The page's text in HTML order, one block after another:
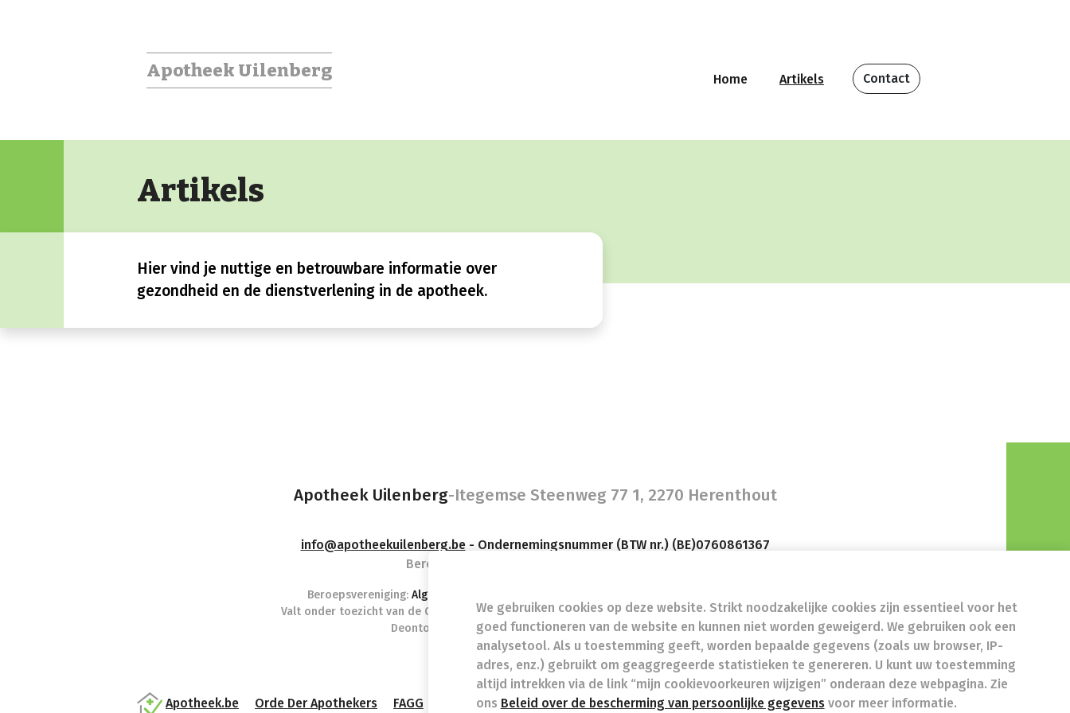
Apotheek Uilenberg Home Artikels Contact
Artikels
Hier vind je nuttige en betrouwbare informatie over
gezondheid en de dienstverlening in de apotheek.
Apotheek Uilenberg-Itegemse Steenweg 77 1, 2270 Herenthout
info@apotheekuilenberg.be - Ondernemingsnummer (BTW nr.) (BE)0760861367
Beroepstitel:
Beroepsvereniging: Algemene Pharmaceutische Bond
Valt onder toezicht van de Orde der Apothekers, 02/537.42.67, Henri Jasparlaan 94 1060 Brussel
Deontologie:
Code van de farmaceutische plichtenleer
Tarieven terugbetaalde zorg
Apotheek.be Orde Der Apothekers FAGG Privacy policy Wettelijke vermeldingen design by
We gebruiken cookies op deze website. Strikt noodzakelijke cookies zijn essentieel voor het
goed functioneren van de website en kunnen niet worden geweigerd. We gebruiken ook een
analysetool. Als u toestemming geeft, worden bepaalde gegevens (zoals uw browser, IP-
adres, enz.) gebruikt om geaggregeerde statistieken te genereren. U kunt uw toestemming
altijd intrekken via de link “mijn cookievoorkeuren wijzigen” onderaan deze webpagina. Zie
ons Beleid over de bescherming van persoonlijke gegevens voor meer informatie.